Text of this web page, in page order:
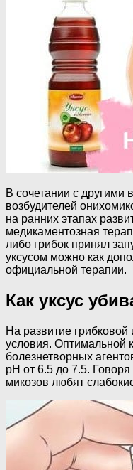
В сочетании с другими
возбудителей
на ранних этапах
медикаментозная
либо грибок принял
уксусом можно как
официальной терапии.
Как уксус
На развитие
условия. Оптимальной
болезнетворных
pH от 6.5 до 7.5.
микозов любят